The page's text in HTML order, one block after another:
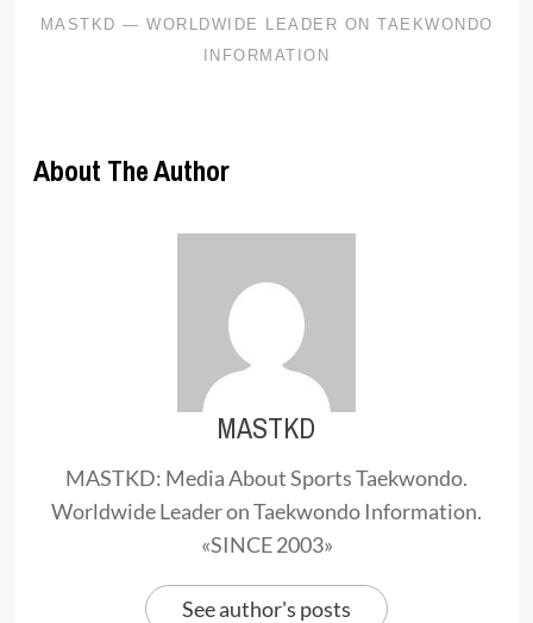
About The Author
MASTKD
MASTKD: Media About Sports Taekwondo.
Worldwide Leader on Taekwondo Information.
«SINCE 2003»
See author's posts